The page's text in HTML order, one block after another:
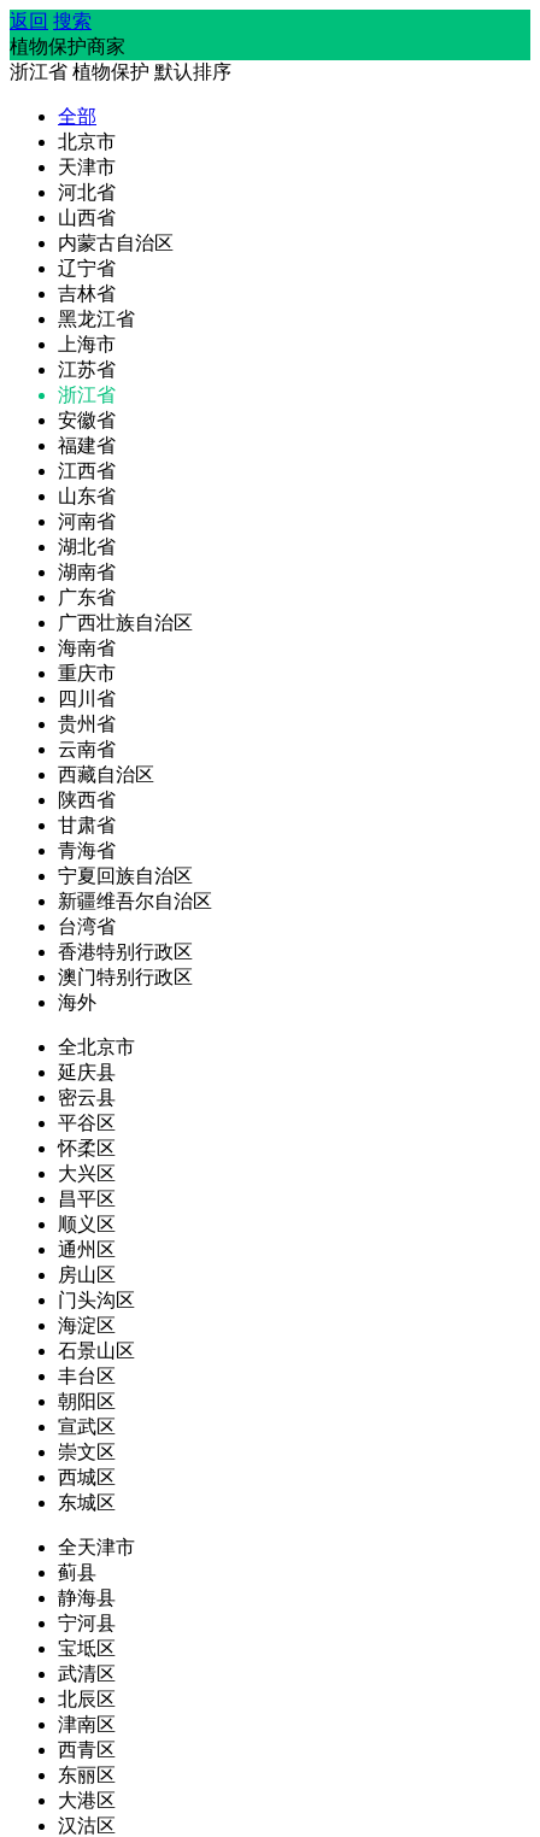
返回 搜索
植物保护商家
浙江省 植物保护 默认排序
全部
北京市
天津市
河北省
山西省
内蒙古自治区
辽宁省
吉林省
黑龙江省
上海市
江苏省
浙江省
安徽省
福建省
江西省
山东省
河南省
湖北省
湖南省
广东省
广西壮族自治区
海南省
重庆市
四川省
贵州省
云南省
西藏自治区
陕西省
甘肃省
青海省
宁夏回族自治区
新疆维吾尔自治区
台湾省
香港特别行政区
澳门特别行政区
海外
全北京市
延庆县
密云县
平谷区
怀柔区
大兴区
昌平区
顺义区
通州区
房山区
门头沟区
海淀区
石景山区
丰台区
朝阳区
宣武区
崇文区
西城区
东城区
全天津市
蓟县
静海县
宁河县
宝坻区
武清区
北辰区
津南区
西青区
东丽区
大港区
汉沽区